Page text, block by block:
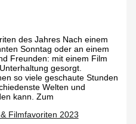
des Jahres Nach einem
Sonntag oder an einem
Freunden: mit einem Film
gesorgt.
so viele geschaute Stunden
Welten und
kann. Zum
Filmfavoriten 2023